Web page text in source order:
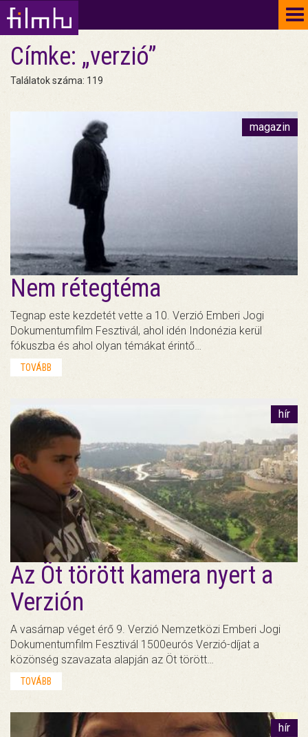
Címke: „verzió”
Találatok száma: 119
magazin
Nem rétegtéma
Tegnap este kezdetét vette a 10. Verzió Emberi Jogi
Dokumentumfilm Fesztivál, ahol idén Indonézia kerül
fókuszba és ahol olyan témákat érintő…
TOVÁBB
hír
Az Öt törött kamera nyert a
Verzión
A vasárnap véget érő 9. Verzió Nemzetközi Emberi Jogi
Dokumentumfilm Fesztivál 1500eurós Verzió-díjat a
közönség szavazata alapján az Öt törött…
TOVÁBB
hír